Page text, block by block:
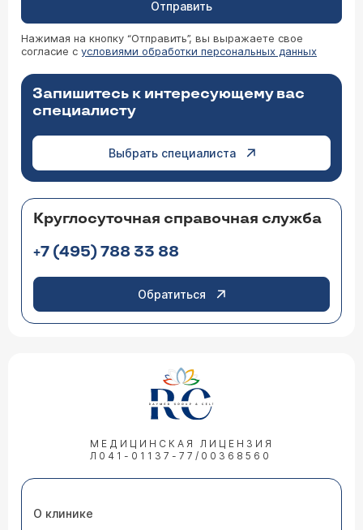
Отправить
Нажимая на кнопку “Отправить”, вы выражаете свое
согласие с условиями обработки персональных данных
Запишитесь к интересующему вас
специалисту
Выбрать специалиста
Круглосуточная справочная служба
+7 (495) 788 33 88
Обратиться
МЕДИЦИНСКАЯ ЛИЦЕНЗИЯ
Л041-01137-77/00368560
О клинике